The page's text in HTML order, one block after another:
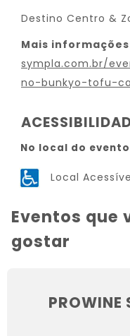
Destino Centro &
Mais
sympla.com.br/
no-bunkyo-tofu-
No local do
Local
Eventos que
gostar
PROWINE